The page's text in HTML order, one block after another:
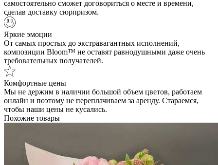
самостоятельно сможет договориться о месте и времени,
сделав доставку сюрпризом.
Яркие эмоции
От самых простых до экстравагантных исполнений,
композиции Bloom™ не оставят равнодушными даже очень
требовательных получателей.
Комфортные цены
Мы не держим в наличии большой объем цветов, работаем
онлайн и поэтому не переплачиваем за аренду. Стараемся,
чтобы наши цены не кусались.
Похожие товары